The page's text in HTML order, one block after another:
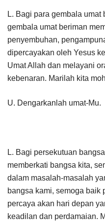
L. Bagi para gembala umat
gembala umat beriman
penyembuhan,
dipercayakan oleh Yesus
Umat Allah dan melayani
kebenaran. Marilah kita
U. Dengarkanlah umat-Mu.
L. Bagi persekutuan
memberkati bangsa kita,
dalam masalah-masalah
bangsa kami, semoga baik
percaya akan hari depan
keadilan dan perdamaian.